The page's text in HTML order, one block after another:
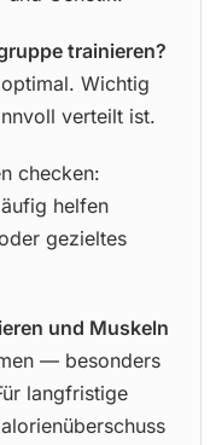
trainieren?
Wichtig
verteilt ist.
checken:
helfen
gezieltes
und Muskeln
— besonders
langfristige